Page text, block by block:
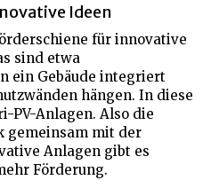
Ideen
für innovative
sind etwa
ein Gebäude integriert
hängen. In diese
PV-Anlagen. Also die
gemeinsam mit der
Anlagen gibt es
Förderung.